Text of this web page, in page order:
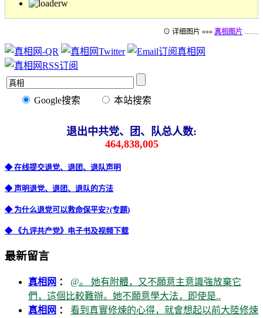
⊙ 详细图片 »»» 真相图片
Google搜索 本站搜索
退出中共党、团、队总人数:
464,838,005
◆ 在线提交退党、退团、退队声明
◆ 声明退党、退团、退队的方法
◆ 为什么退党可以救命保平安?(专题)
◆ 《九评共产党》电子书及视频下载
最新留言
真相网 ： @。 她有附體，又不願意主意識強放棄它
們，這個比較難辦。她不願意學大法，即使是..
真相网 ： 看到真實修煉的心得，就會想起以前大陸修煉